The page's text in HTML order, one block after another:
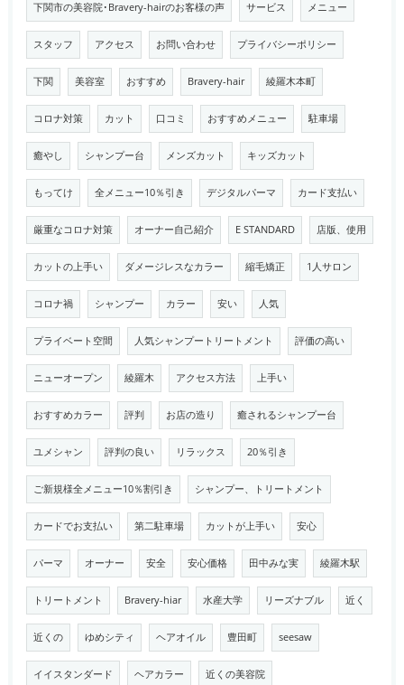
下関市の美容院･Bravery-hairのお客様の声 サービス メニュー
スタッフ アクセス お問い合わせ プライバシーポリシー
下関 美容室 おすすめ Bravery-hair 綾羅木本町
コロナ対策 カット 口コミ おすすめメニュー 駐車場
癒やし シャンプー台 メンズカット キッズカット
もってけ 全メニュー10％引き デジタルパーマ カード支払い
厳重なコロナ対策 オーナー自己紹介 E STANDARD 店版、使用
カットの上手い ダメージレスなカラー 縮毛矯正 1人サロン
コロナ禍 シャンプー カラー 安い 人気
プライベート空間 人気シャンプートリートメント 評価の高い
ニューオープン 綾羅木 アクセス方法 上手い
おすすめカラー 評判 お店の造り 癒されるシャンプー台
ユメシャン 評判の良い リラックス 20％引き
ご新規様全メニュー10％割引き シャンプー、トリートメント
カードでお支払い 第二駐車場 カットが上手い 安心
パーマ オーナー 安全 安心価格 田中みな実 綾羅木駅
トリートメント Bravery-hiar 水産大学 リーズナブル 近く
近くの ゆめシティ ヘアオイル 豊田町 seesaw
イイスタンダード ヘアカラー 近くの美容院